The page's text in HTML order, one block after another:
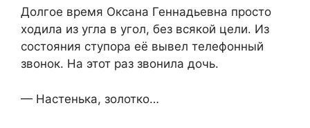
Долгое время Оксана Геннадьевна просто
ходила из угла в угол, без всякой цели. Из
состояния ступора её вывел телефонный
звонок. На этот раз звонила дочь.
— Настенька, золотко…